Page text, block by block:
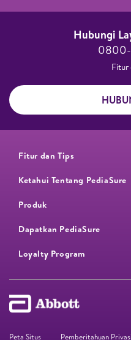
Hubungi
Fitur
Fitur dan Tips
Ketahui Tentang PediaSure
Produk
Dapatkan PediaSure
Loyalty Program​
Peta Situs Pemberitahuan Privasi